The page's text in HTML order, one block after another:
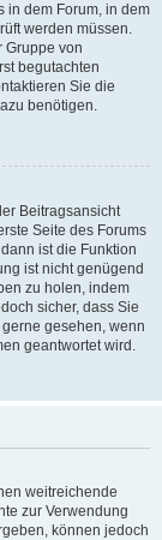
in dem Forum, in dem
werden müssen.
Gruppe von
begutachten
Sie die
benötigen.
Beitragsansicht
Seite des Forums
ist die Funktion
ist nicht genügend
zu holen, indem
sicher, dass Sie
gesehen, wenn
geantwortet wird.
weitreichende
zur Verwendung
können jedoch